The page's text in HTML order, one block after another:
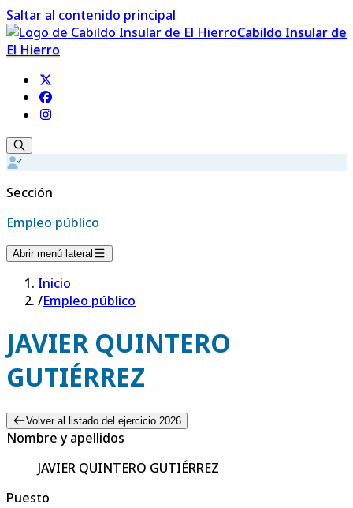
Saltar al contenido principal
Cabildo Insular de
El Hierro
Sección
Empleo público
Abrir menú lateral
Inicio
/Empleo público
JAVIER QUINTERO
GUTIÉRREZ
Volver al listado del ejercicio 2026
Nombre y apellidos
JAVIER QUINTERO GUTIÉRREZ
Puesto